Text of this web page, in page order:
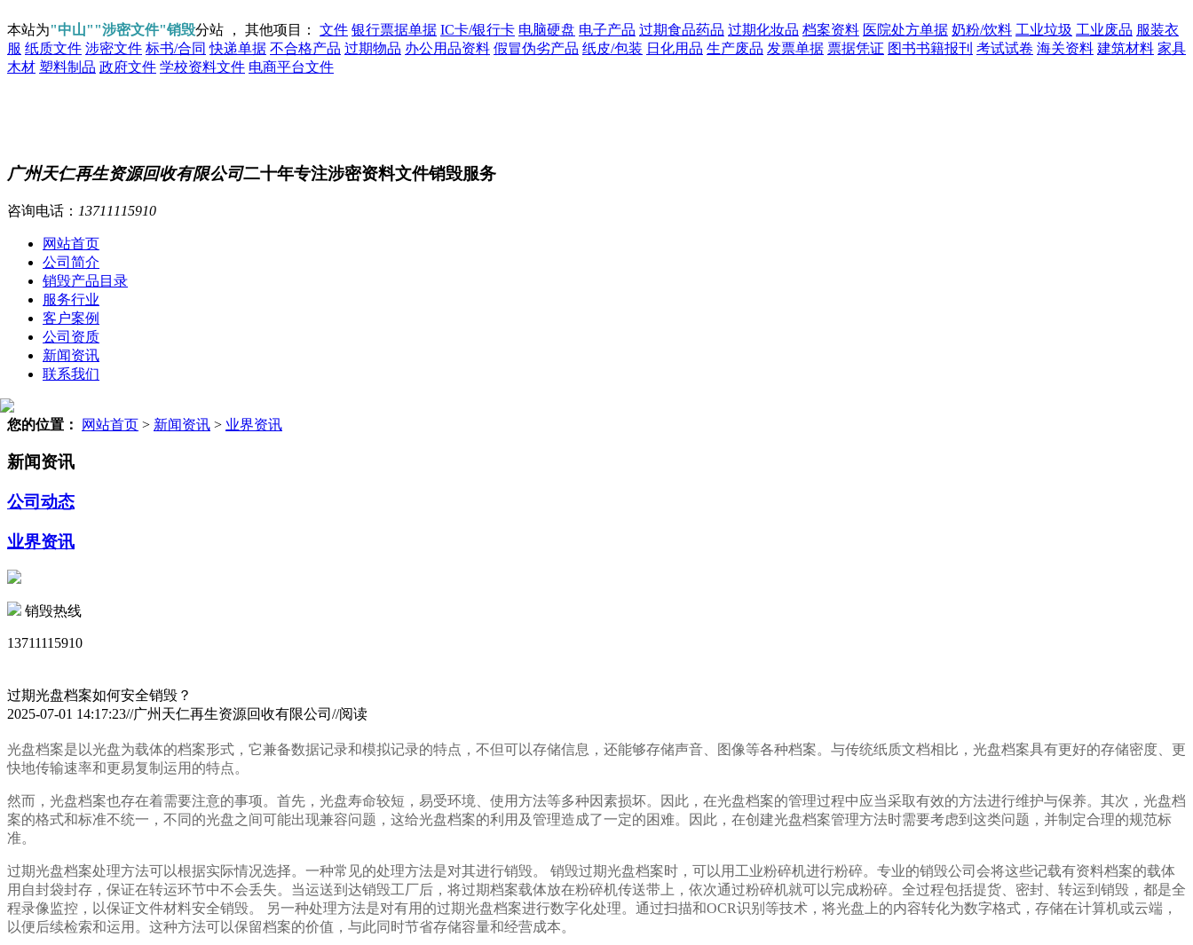
本站为"中山""涉密文件"销毁分站 ， 其他项目： 文件 银行票据单据 IC卡/银行卡 电脑硬盘 电子产品 过期食品药品 过期化妆品 档案资料 医院处方单据 奶粉/饮料 工业垃圾 工业废品 服装衣
服 纸质文件 涉密文件 标书/合同 快递单据 不合格产品 过期物品 办公用品资料 假冒伪劣产品 纸皮/包装 日化用品 生产废品 发票单据 票据凭证 图书书籍报刊 考试试卷 海关资料 建筑材料 家具
木材 塑料制品 政府文件 学校资料文件 电商平台文件
广州天仁再生资源回收有限公司二十年专注涉密资料文件销毁服务
咨询电话： 13711115910
网站首页
公司简介
销毁产品目录
服务行业
客户案例
公司资质
新闻资讯
联系我们
您的位置： 网站首页 > 新闻资讯 > 业界资讯
新闻资讯
公司动态
业界资讯
销毁热线
13711115910
过期光盘档案如何安全销毁？
2025-07-01 14:17:23//广州天仁再生资源回收有限公司//阅读
光盘档案是以光盘为载体的档案形式，它兼备数据记录和模拟记录的特点，不但可以存储信息，还能够存储声音、图像等各种档案。与传统纸质文档相比，光盘档案具有更好的存储密度、更
快地传输速率和更易复制运用的特点。
然而，光盘档案也存在着需要注意的事项。首先，光盘寿命较短，易受环境、使用方法等多种因素损坏。因此，在光盘档案的管理过程中应当采取有效的方法进行维护与保养。其次，光盘档
案的格式和标准不统一，不同的光盘之间可能出现兼容问题，这给光盘档案的利用及管理造成了一定的困难。因此，在创建光盘档案管理方法时需要考虑到这类问题，并制定合理的规范标
准。
过期光盘档案处理方法可以根据实际情况选择。一种常见的处理方法是对其进行销毁。 销毁过期光盘档案时，可以用工业粉碎机进行粉碎。专业的销毁公司会将这些记载有资料档案的载体
用自封袋封存，保证在转运环节中不会丢失。当运送到达销毁工厂后，将过期档案载体放在粉碎机传送带上，依次通过粉碎机就可以完成粉碎。全过程包括提货、密封、转运到销毁，都是全
程录像监控，以保证文件材料安全销毁。 另一种处理方法是对有用的过期光盘档案进行数字化处理。通过扫描和OCR识别等技术，将光盘上的内容转化为数字格式，存储在计算机或云端，
以便后续检索和运用。这种方法可以保留档案的价值，与此同时节省存储容量和经营成本。